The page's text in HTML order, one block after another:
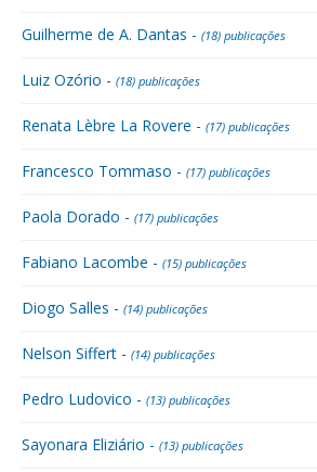
Guilherme de A. Dantas - (18) publicações
Luiz Ozório - (18) publicações
Renata Lèbre La Rovere - (17) publicações
Francesco Tommaso - (17) publicações
Paola Dorado - (17) publicações
Fabiano Lacombe - (15) publicações
Diogo Salles - (14) publicações
Nelson Siffert - (14) publicações
Pedro Ludovico - (13) publicações
Sayonara Eliziário - (13) publicações